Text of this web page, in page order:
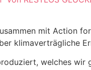
mit Action
klimaverträgliche
welches wir